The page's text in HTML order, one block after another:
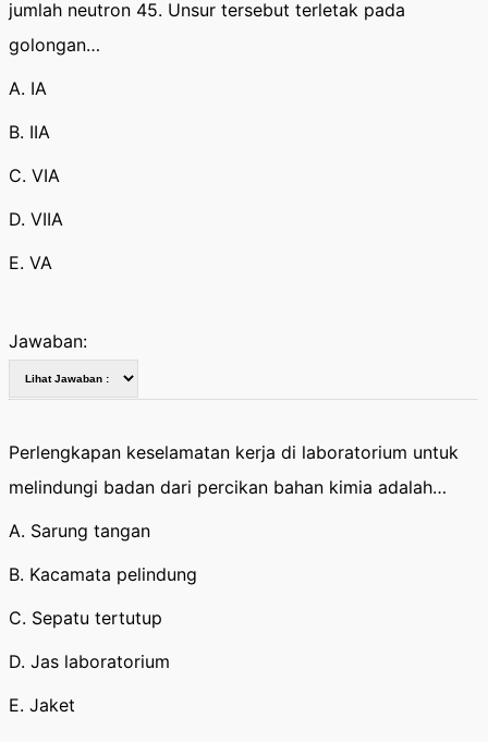
jumlah neutron 45. Unsur tersebut terletak pada
golongan…
A. IA
B. IIA
C. VIA
D. VIIA
E. VA
Jawaban:
Perlengkapan keselamatan kerja di laboratorium untuk
melindungi badan dari percikan bahan kimia adalah…
A. Sarung tangan
B. Kacamata pelindung
C. Sepatu tertutup
D. Jas laboratorium
E. Jaket